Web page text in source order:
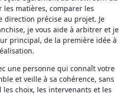
les matières, comparer les
précise au projet. Je
je vous aide à arbitrer et je
principal, de la première idée à
une personne qui connaît votre
et veille à sa cohérence, sans
choix, les intervenants et les